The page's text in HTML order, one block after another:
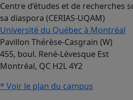
Centre d’études et de recherches
sa diaspora (CERIAS-UQAM)
Université du Québec à Montréal
Pavillon Thérèse-Casgrain (W)
455, boul. René-Lévesque Est
Montréal, QC H2L 4Y2
* Voir le plan du campus